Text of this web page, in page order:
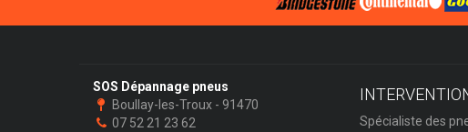
SOS Dépannage pneus
Boullay-les-Troux - 91470
07 52 21 23 62
Spécialiste des